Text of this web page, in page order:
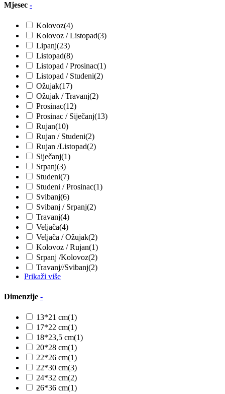
Mjesec -
Kolovoz(4)
Kolovoz / Listopad(3)
Lipanj(23)
Listopad(8)
Listopad / Prosinac(1)
Listopad / Studeni(2)
Ožujak(17)
Ožujak / Travanj(2)
Prosinac(12)
Prosinac / Siječanj(13)
Rujan(10)
Rujan / Studeni(2)
Rujan /Listopad(2)
Siječanj(1)
Srpanj(3)
Studeni(7)
Studeni / Prosinac(1)
Svibanj(6)
Svibanj / Srpanj(2)
Travanj(4)
Veljača(4)
Veljača / Ožujak(2)
Kolovoz / Rujan(1)
Srpanj /Kolovoz(2)
Travanj//Svibanj(2)
Prikaži više
Dimenzije -
13*21 cm(1)
17*22 cm(1)
18*23,5 cm(1)
20*28 cm(1)
22*26 cm(1)
22*30 cm(3)
24*32 cm(2)
26*36 cm(1)